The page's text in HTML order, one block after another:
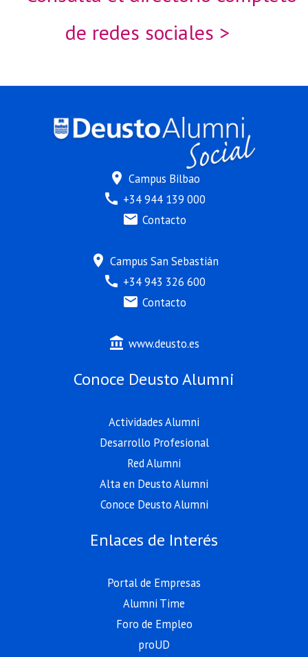
de redes sociales >
location_on Campus Bilbao
call +34 944 139 000
mail Contacto
location_on Campus San Sebastián
call +34 943 326 600
mail Contacto
account_balance www.deusto.es
Conoce Deusto Alumni
Actividades Alumni
Desarrollo Profesional
Red Alumni
Alta en Deusto Alumni
Conoce Deusto Alumni
Enlaces de Interés
Portal de Empresas
Alumni Time
Foro de Empleo
proUD